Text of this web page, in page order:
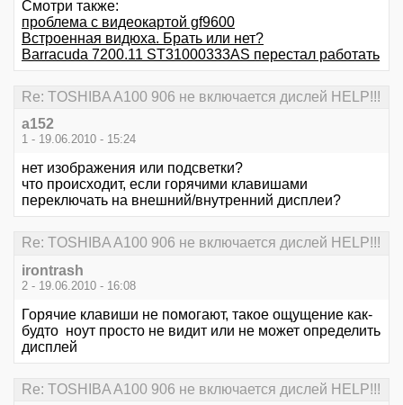
Смотри также:
проблема с видеокартой gf9600
Встроенная видюха. Брать или нет?
Barracuda 7200.11 ST31000333AS перестал работать
Re: TOSHIBA A100 906 не включается дислей HELP!!!
a152
1 - 19.06.2010 - 15:24
нет изображения или подсветки?
что происходит, если горячими клавишами
переключать на внешний/внутренний дисплеи?
Re: TOSHIBA A100 906 не включается дислей HELP!!!
irontrash
2 - 19.06.2010 - 16:08
Горячие клавиши не помогают, такое ощущение как-
будто ноут просто не видит или не может определить
дисплей
Re: TOSHIBA A100 906 не включается дислей HELP!!!